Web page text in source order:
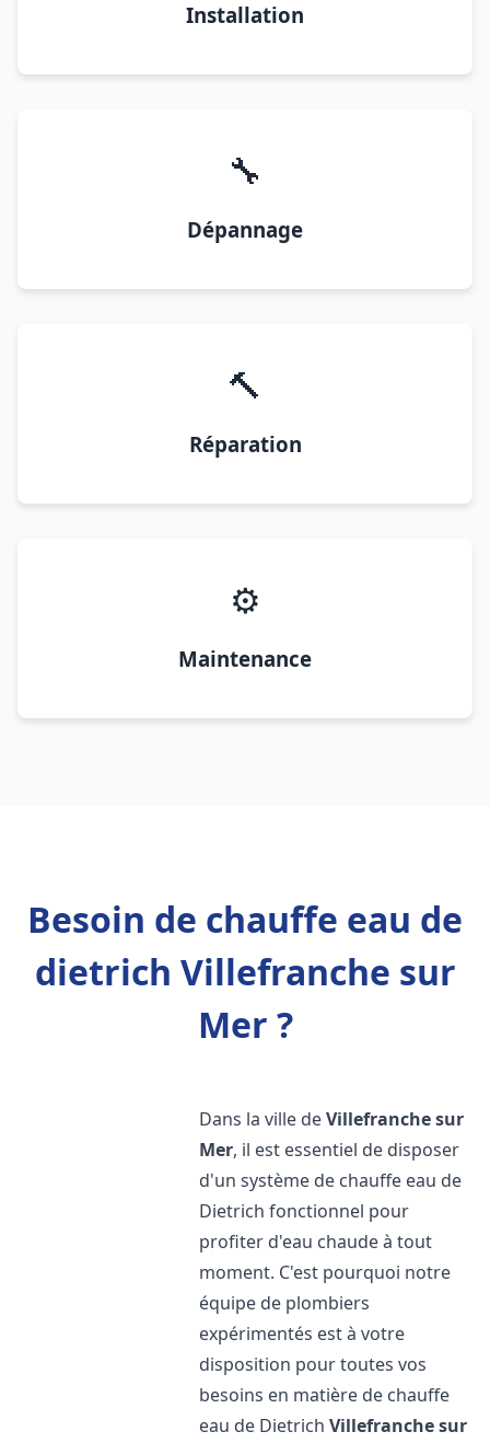
Installation
🔧
Dépannage
🔨
Réparation
⚙️
Maintenance
Besoin de chauffe eau de
dietrich Villefranche sur
Mer ?
Dans la ville deVillefranche sur
Mer, il est essentiel de disposer
d'un système de chauffe eau de
Dietrich fonctionnel pour
profiter d'eau chaude à tout
moment. C'est pourquoi notre
équipe de plombiers
expérimentés est à votre
disposition pour toutes vos
besoins en matière de chauffe
eau de DietrichVillefranche sur